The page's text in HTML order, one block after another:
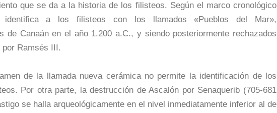
que se da a la historia de los filisteos. Según el marco cronológico
identifica a los filisteos con los llamados «Pueblos del Mar»,
de Canaán en el año 1.200 a.C., y siendo posteriormente rechazados
Ramsés III.
de la llamada nueva cerámica no permite la identificación de los
Por otra parte, la destrucción de Ascalón por Senaquerib (705-681
se halla arqueológicamente en el nivel inmediatamente inferior al de